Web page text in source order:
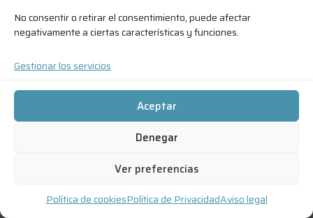
No consentir o retirar el consentimiento, puede afectar
negativamente a ciertas características y funciones.
Gestionar los servicios
Aceptar
Denegar
Ver preferencias
Política de cookiesPolítica de PrivacidadAviso legal